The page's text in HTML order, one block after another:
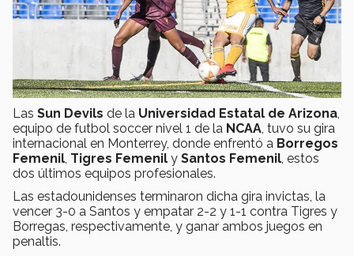
Las Sun Devils de la Universidad Estatal de Arizona,
equipo de futbol soccer nivel 1 de la NCAA, tuvo su gira
internacional en Monterrey, donde enfrentó a Borregos
Femenil, Tigres Femenil y Santos Femenil, estos
dos últimos equipos profesionales.
Las estadounidenses terminaron dicha gira invictas, la
vencer 3-0 a Santos y empatar 2-2 y 1-1 contra Tigres y
Borregas, respectivamente, y ganar ambos juegos en
penaltis.